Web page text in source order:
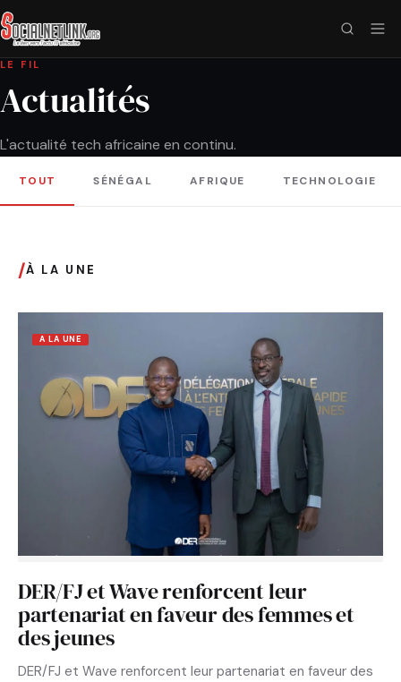
LE FIL
Actualités
L'actualité tech africaine en continu.
TOUT SÉNÉGAL AFRIQUE TECHNOLOGIE
/À LA UNE
A LA UNE
DER/FJ et Wave renforcent leur
partenariat en faveur des femmes et
des jeunes
DER/FJ et Wave renforcent leur partenariat en faveur des